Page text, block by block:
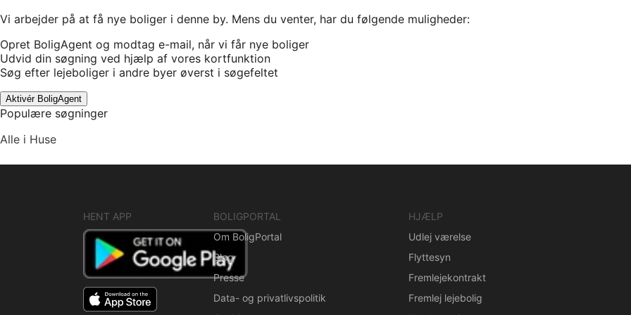
Vi arbejder på at få nye boliger i denne by. Mens du venter, har du følgende muligheder:
Opret BoligAgent og modtag e-mail, når vi får nye boliger
Udvid din søgning ved hjælp af vores kortfunktion
Søg efter lejeboliger i andre byer øverst i søgefeltet
Aktivér BoligAgent
Populære søgninger
Alle i Huse
HENT APP
BOLIGPORTAL
Om BoligPortal
Blog
Presse
Data- og privatlivspolitik
HJÆLP
Udlej værelse
Flyttesyn
Fremlejekontrakt
Fremlej lejebolig